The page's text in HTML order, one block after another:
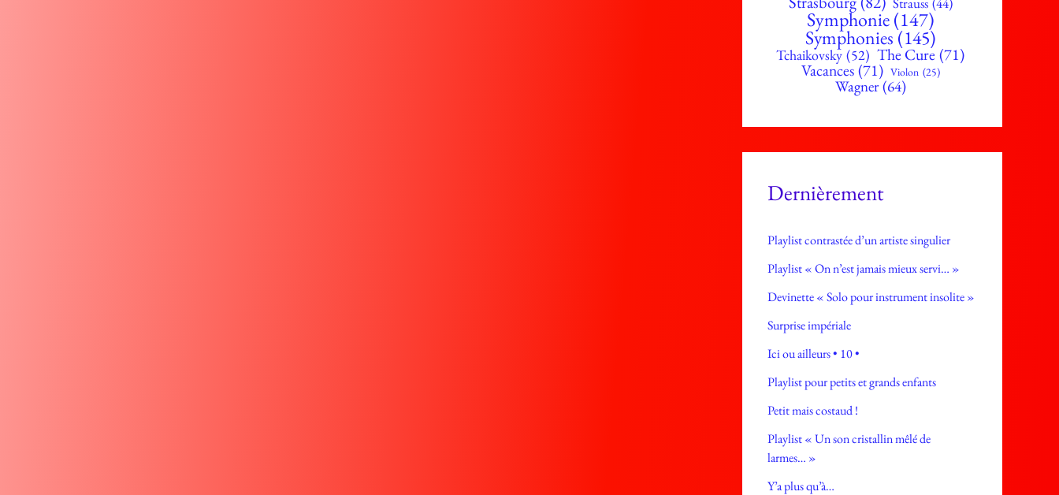
Strauss (44)
Symphonie (147)
Symphonies(145)
Tchaikovsky (52) The Cure(71)
Vacances (71) Violon (25)
Wagner (64)
Dernièrement
Playlist contrastée d’un artiste singulier
Playlist « On n’est jamais mieux servi… »
Devinette « Solo pour instrument insolite »
Surprise impériale
Ici ou ailleurs • 10 •
Playlist pour petits et grands enfants
Petit mais costaud !
Playlist « Un son cristallin mêlé de
larmes… »
Y’a plus qu’à…